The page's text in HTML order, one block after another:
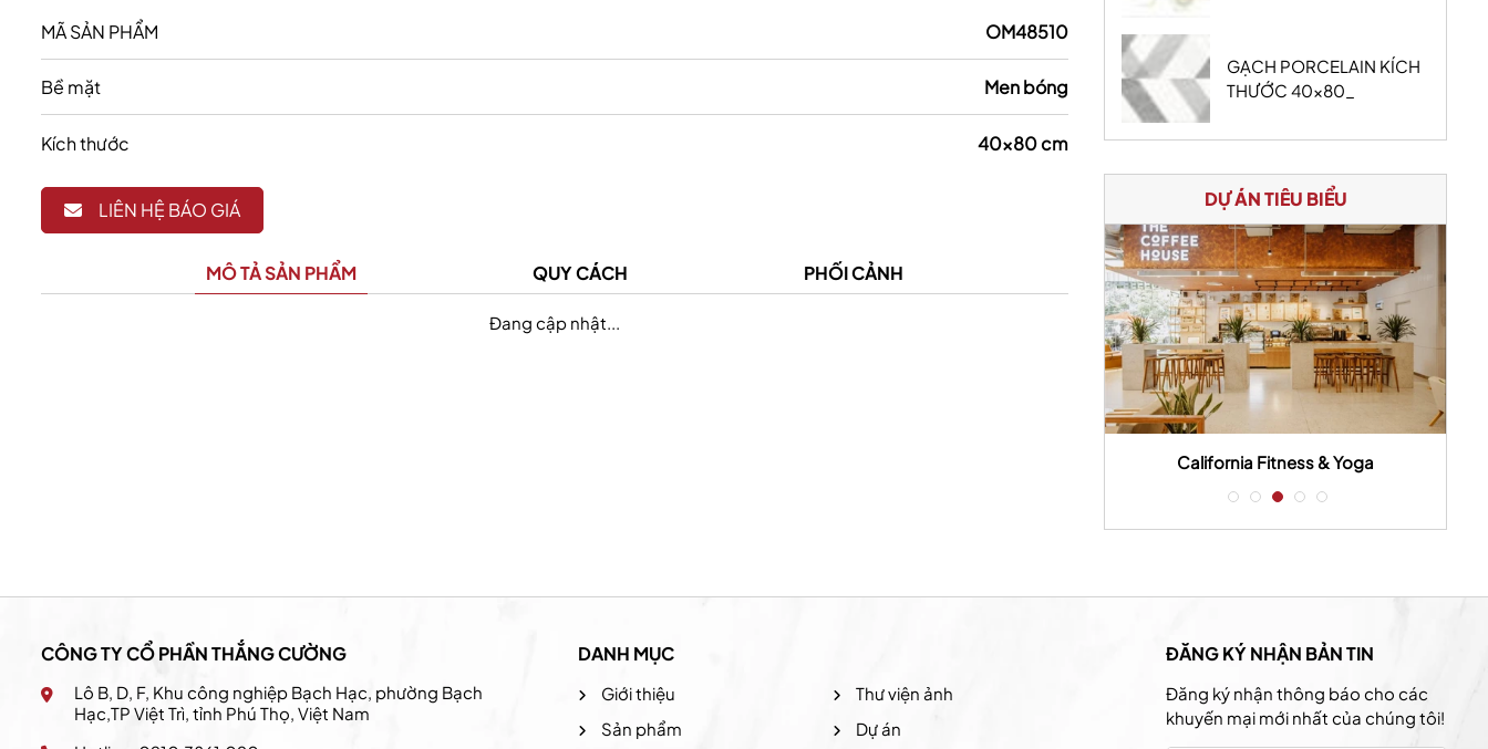
MÃ SẢN PHẨM OM48510
Bề mặt Men bóng
Kích thước 40x80 cm
LIÊN HỆ BÁO GIÁ
MÔ TẢ SẢN PHẨM QUY CÁCH PHỐI CẢNH
Đang cập nhật...
GẠCH PORCELAIN KÍCH
THƯỚC 40x80_
DỰ ÁN TIÊU BIỂU
California Fitness & Yoga
CÔNG TY CỔ PHẦN THẮNG CƯỜNG
Lô B, D, F, Khu công nghiệp Bạch Hạc, phường Bạch
Hạc,TP Việt Trì, tỉnh Phú Thọ, Việt Nam
DANH MỤC
Giới thiệu
Sản phẩm
Thư viện ảnh
Dự án
ĐĂNG KÝ NHẬN BẢN TIN
Đăng ký nhận thông báo cho các
khuyến mại mới nhất của chúng tôi!